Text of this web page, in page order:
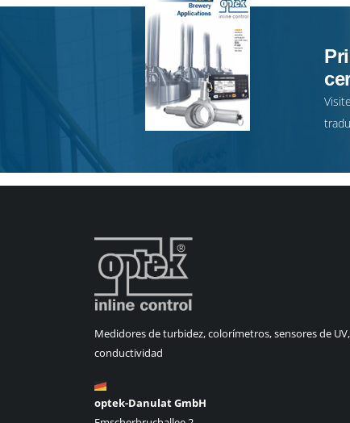
Medidores de turbidez, colorímetros, sensores de
conductividad
optek-Danulat GmbH